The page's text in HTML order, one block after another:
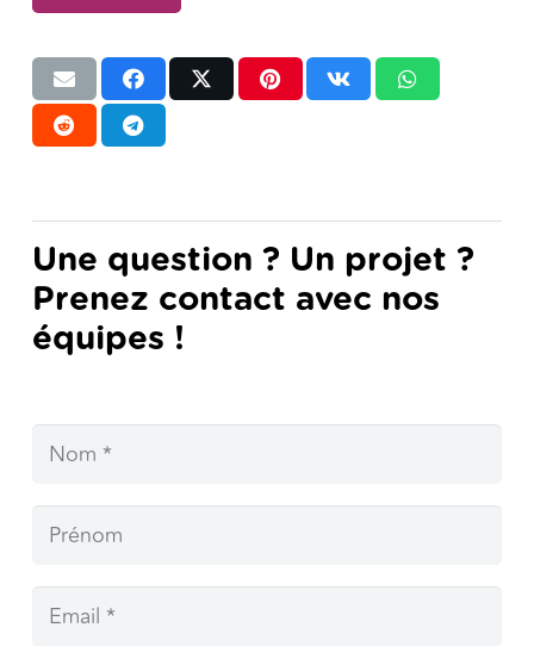
Une question ? Un projet ?
Prenez contact avec nos
équipes !